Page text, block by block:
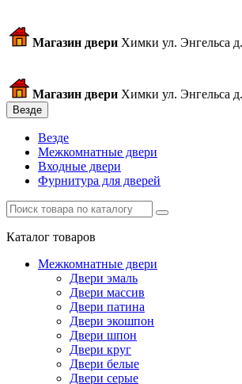
Магазин двери Химки ул. Энгельса
Магазин двери Химки ул. Энгельса
Везде
Везде
Межкомнатные двери
Входные двери
Фурнитура для дверей
Каталог товаров
Межкомнатные двери
Двери эмаль
Двери массив
Двери патина
Двери экошпон
Двери шпон
Двери круг
Двери белые
Двери серые